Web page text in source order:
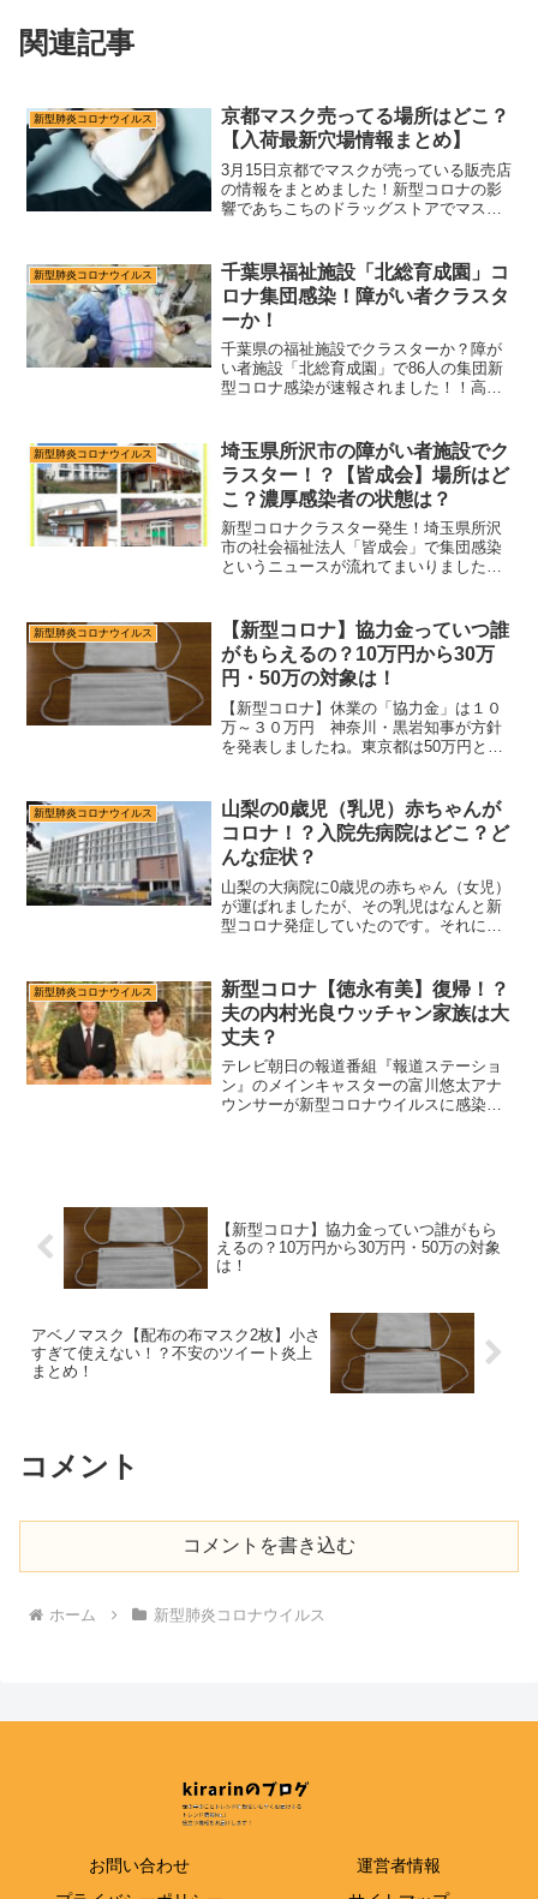
関連記事
新型肺炎コロナウイルス
京都マスク売ってる場所はどこ？
【入荷最新穴場情報まとめ】
3月15日京都でマスクが売っている販売店
の情報をまとめました！新型コロナの影
響であちこちのドラッグストアでマスク
まとめました！自分の命と大切な人の命
を守るために是非ゲッ...
新型肺炎コロナウイルス
千葉県福祉施設「北総育成園」コ
ロナ集団感染！障がい者クラスタ
ーか！
千葉県の福祉施設でクラスターか？障が
い者施設「北総育成園」で86人の集団新
型コロナ感染が速報されました！！高齢
病気を持った人が入所している。重篤な
患者、死亡者が出る確率...
新型肺炎コロナウイルス
埼玉県所沢市の障がい者施設でク
ラスター！？【皆成会】場所はど
こ？濃厚感染者の状態は？
新型コロナクラスター発生！埼玉県所沢
市の社会福祉法人「皆成会」で集団感染
というニュースが流れてまいりました！
話題を調べてみました。集団感染に関す
るニュースはこちら・・・1...
新型肺炎コロナウイルス
【新型コロナ】協力金っていつ誰
がもらえるの？10万円から30万
円・50万の対象は！
【新型コロナ】休業の「協力金」は１０
万～３０万円 神奈川・黒岩知事が方針
を発表しましたね。東京都は50万円との
して支払うということです。では、い
つ、どの事業所が10万円...
新型肺炎コロナウイルス
山梨の0歳児（乳児）赤ちゃんが
コロナ！？入院先病院はどこ？ど
んな症状？
山梨の大病院に0歳児の赤ちゃん（女児）
が運ばれましたが、その乳児はなんと新
型コロナ発症していたのです。それに気
院までいく経路に小さな小児科は行かな
かったのか？ほかにどこ...
新型肺炎コロナウイルス
新型コロナ【徳永有美】復帰！？
夫の内村光良ウッチャン家族は大
丈夫？
テレビ朝日の報道番組『報道ステーショ
ン』のメインキャスターの富川悠太アナ
ウンサーが新型コロナウイルスに感染し
【新型コロナ】協力金っていつ誰がもら
えるの？10万円から30万円・50万の対象
は！
アベノマスク【配布の布マスク2枚】小さ
すぎて使えない！？不安のツイート炎上
まとめ！
コメント
コメントを書き込む
ホーム 新型肺炎コロナウイルス
お問い合わせ
運営者情報